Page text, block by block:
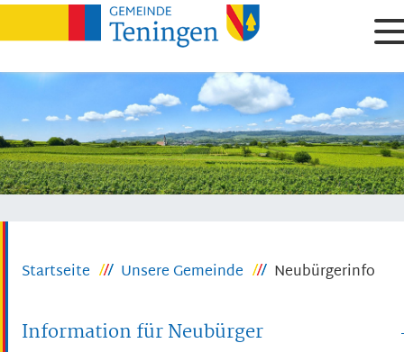
Startseite Unsere Gemeinde Neubürgerinfo
Information für Neubürger